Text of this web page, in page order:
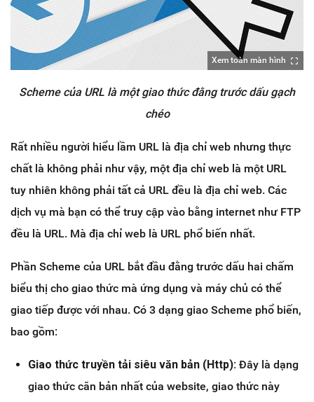
Xem toàn màn hình
Scheme của URL là một giao thức đằng trước dấu gạch
chéo
Rất nhiều người hiểu lầm URL là địa chỉ web nhưng thực
chất là không phải như vậy, một địa chỉ web là một URL
tuy nhiên không phải tất cả URL đều là địa chỉ web. Các
dịch vụ mà bạn có thể truy cập vào bằng internet như FTP
đều là URL. Mà địa chỉ web là URL phổ biến nhất.
Phần Scheme của URL bắt đầu đằng trước dấu hai chấm
biểu thị cho giao thức mà ứng dụng và máy chủ có thể
giao tiếp được với nhau. Có 3 dạng giao Scheme phổ biến,
bao gồm:
Giao thức truyền tải siêu văn bản (Http): Đây là dạng
giao thức căn bản nhất của website, giao thức này